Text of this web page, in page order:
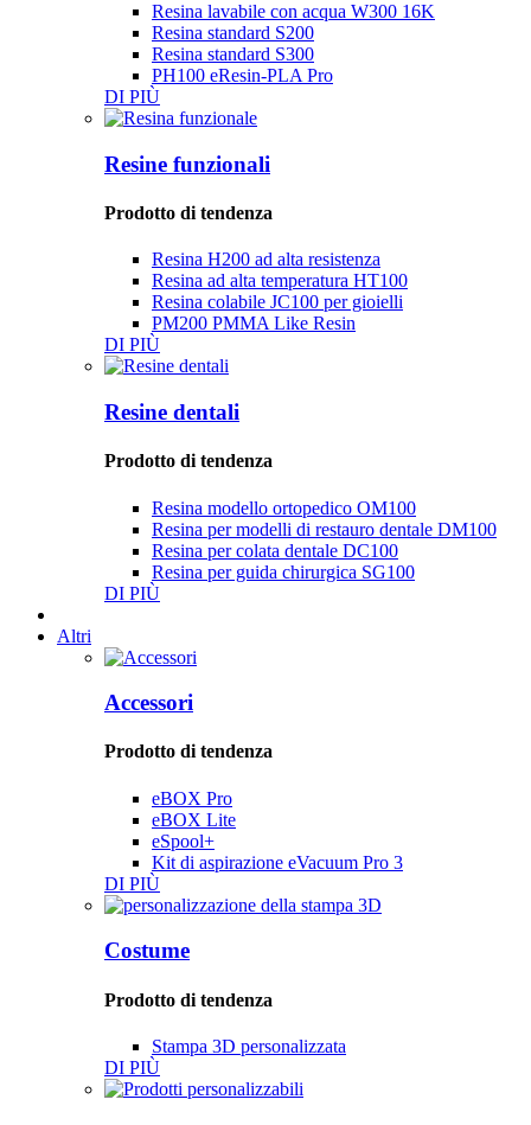
Resina lavabile con acqua W300 16K
Resina standard S200
Resina standard S300
PH100 ​​eResin-PLA Pro
DI PIÙ
Resine funzionali
Prodotto di tendenza
Resina H200 ad alta resistenza
Resina ad alta temperatura HT100
Resina colabile JC100 per gioielli
PM200 PMMA Like Resin
DI PIÙ
Resine dentali
Prodotto di tendenza
Resina modello ortopedico OM100
Resina per modelli di restauro dentale DM100
Resina per colata dentale DC100
Resina per guida chirurgica SG100
DI PIÙ
Altri
Accessori
Prodotto di tendenza
eBOX Pro
eBOX Lite
eSpool+
Kit di aspirazione eVacuum Pro 3
DI PIÙ
Costume
Prodotto di tendenza
Stampa 3D personalizzata
DI PIÙ